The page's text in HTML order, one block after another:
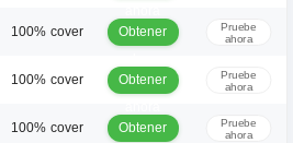
100% cover
Obtener
Pruebe
ahora
100% cover
Obtener
Pruebe
ahora
100% cover
Obtener
Pruebe
ahora